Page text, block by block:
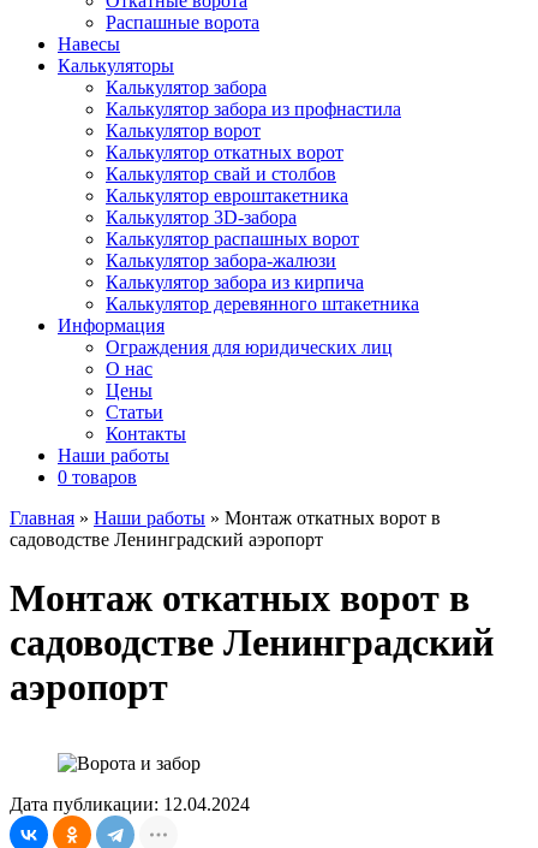
Распашные ворота
Навесы
Калькуляторы
Калькулятор забора
Калькулятор забора из профнастила
Калькулятор ворот
Калькулятор откатных ворот
Калькулятор свай и столбов
Калькулятор евроштакетника
Калькулятор 3D-забора
Калькулятор распашных ворот
Калькулятор забора-жалюзи
Калькулятор забора из кирпича
Калькулятор деревянного штакетника
Информация
Ограждения для юридических лиц
О нас
Цены
Статьи
Контакты
Наши работы
0 товаров
Главная » Наши работы » Монтаж откатных ворот в
садоводстве Ленинградский аэропорт
Монтаж откатных ворот в
садоводстве Ленинградский
аэропорт
Дата публикации: 12.04.2024